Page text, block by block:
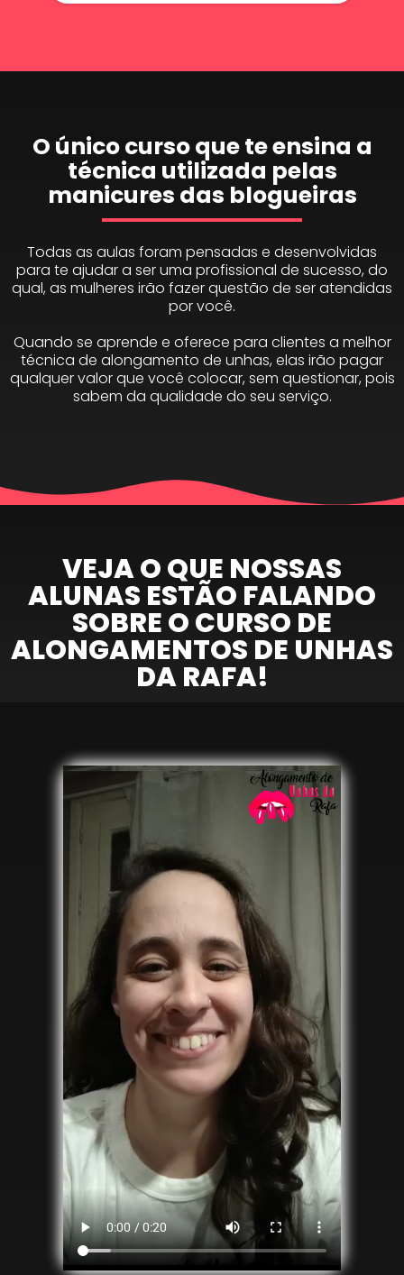
O único curso que te ensina a
técnica utilizada pelas
manicures das blogueiras
Todas as aulas foram pensadas e desenvolvidas
para te ajudar a ser uma profissional de sucesso, do
qual, as mulheres irão fazer questão de ser atendidas
por você.
Quando se aprende e oferece para clientes a melhor
técnica de alongamento de unhas, elas irão pagar
qualquer valor que você colocar, sem questionar, pois
sabem da qualidade do seu serviço.
VEJA O QUE NOSSAS
ALUNAS ESTÃO FALANDO
SOBRE O CURSO DE
ALONGAMENTOS DE UNHAS
DA RAFA!